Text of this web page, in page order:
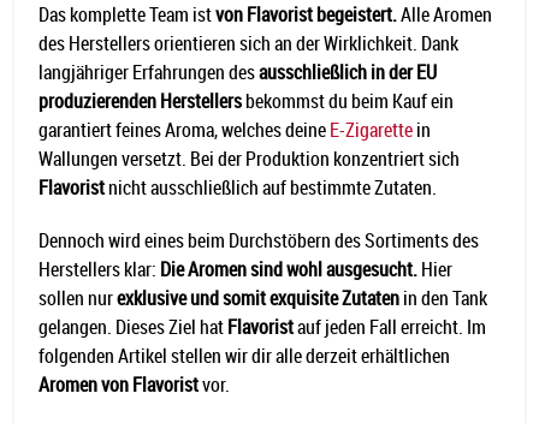
Das komplette Team istvon Flavorist begeistert.Alle Aromen
des Herstellers orientieren sich an der Wirklichkeit. Dank
langjähriger Erfahrungen desausschließlich in der EU
produzierenden Herstellersbekommst du beim Kauf ein
garantiert feines Aroma, welches deineE-Zigarettein
Wallungen versetzt. Bei der Produktion konzentriert sich
Flavoristnicht ausschließlich auf bestimmte Zutaten.
Dennoch wird eines beim Durchstöbern des Sortiments des
Herstellers klar: Die Aromen sind wohl ausgesucht.Hier
sollen nurexklusive und somit exquisite Zutatenin den Tank
gelangen. Dieses Ziel hatFlavoristauf jeden Fall erreicht. Im
folgenden Artikel stellen wir dir alle derzeit erhältlichen
Aromen von Flavoristvor.